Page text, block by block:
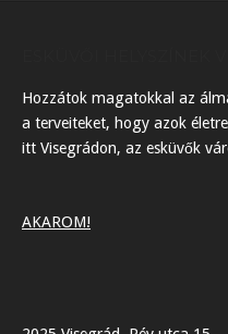
Hozzátok magatokkal az
a terveiteket, hogy azok
itt Visegrádon, az esküvők
AKAROM!